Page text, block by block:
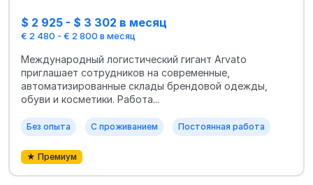
$ 2 925 - $ 3 302 в месяц
€ 2 480 - € 2 800 в месяц
Международный логистический гигант Arvato
приглашает сотрудников на современные,
автоматизированные склады брендовой одежды,
обуви и косметики. Работа...
Без опыта С проживанием Постоянная работа
★ Премиум